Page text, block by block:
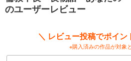
のユーザーレビュー
＼ レビュー投稿でポイン
※購入済みの作品が対象